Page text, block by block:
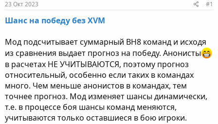
23 Окт 2023 #1
Шанс на победу без XVM
Мод подсчитывает суммарный ВН8 команд и исходя
из сравнения выдает прогноз на победу. Анонисты
в расчетах НЕ УЧИТЫВАЮТСЯ, поэтому прогноз
относительный, особенно если таких в командах
много. Чем меньше анонистов в командах, тем
точнее прогноз. Мод изменяет шансы динамически,
т.е. в процессе боя шансы команд меняются,
учитываются только оставшиеся в бою игроки.